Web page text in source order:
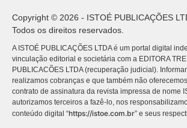
Copyright © 2026 - ISTOÉ PUBLICAÇÕES
Todos os direitos reservados.
A ISTOÉ PUBLICAÇÕES LTDA é um portal digital
vinculação editorial e societária com a EDITORA
PUBLICACÕES LTDA (recuperação judicial).
realizamos cobranças e que também não
contrato de assinatura da revista impressa de nome
autorizamos terceiros a fazê-lo, nos
conteúdo digital “https://istoe.com.br” e seus